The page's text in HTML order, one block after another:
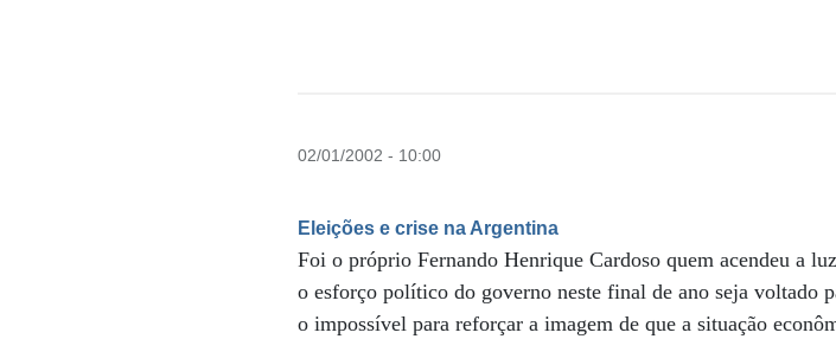
02/01/2002 - 10:00
Eleições e crise na Argentina
Foi o próprio Fernando Henrique Cardoso quem acendeu a
o esforço político do governo neste final de ano seja voltado
o impossível para reforçar a imagem de que a situação